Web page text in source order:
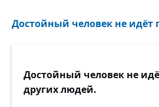
Достойный человек не идёт
Достойный человек не
других людей.